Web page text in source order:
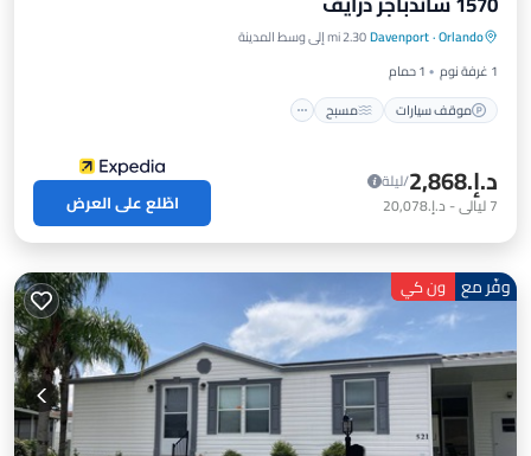
Orlando
·
Davenport2.30 mi إلى وسط المدينة
1 غرفة نوم
1 حمام
موقف سيارات
مسبح
موقف سيارات
مطبخ
د.إ.‏2,868
/ليلة
7ليالي- د.إ.‏20,078 اطّلع على العرض
وفّر مع ون كي